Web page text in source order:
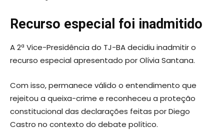
Recurso especial foi inadmitido
A 2ª Vice-Presidência do TJ-BA decidiu inadmitir o
recurso especial apresentado por Olívia Santana.
Com isso, permanece válido o entendimento que
rejeitou a queixa-crime e reconheceu a proteção
constitucional das declarações feitas por Diego
Castro no contexto do debate político.